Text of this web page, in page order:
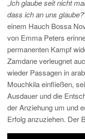
„Ich glaube seit nicht
dass ich an uns glaube?
einem Hauch Bossa
von Emma Peters
permanenten Kampf
Zamdane verleugnet
wieder Passagen in
Mouchkila einfließen,
Ausdauer und die
der Anziehung um und
Erfolg anzuziehen. Der